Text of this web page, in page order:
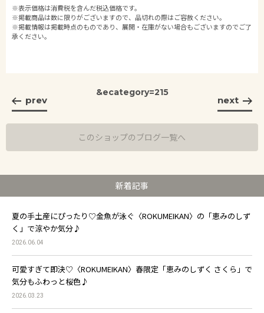
※表示価格は消費税を含んだ税込価格です。
※掲載商品は数に限りがございますので、品切れの際はご容赦ください。
※掲載情報は掲載時点のものであり、展開・在庫がない場合もございますのでご了
承ください。
&ecategory=215
prev next
このショップのブログ一覧へ
新着記事
夏の手土産にぴったり♡金魚が泳ぐ〈ROKUMEIKAN〉の「恵みのしず
く」で涼やか気分♪
2026.06.04
可愛すぎて即決♡〈ROKUMEIKAN〉春限定「恵みのしずく さくら」で
気分もふわっと桜色♪
2026.03.23